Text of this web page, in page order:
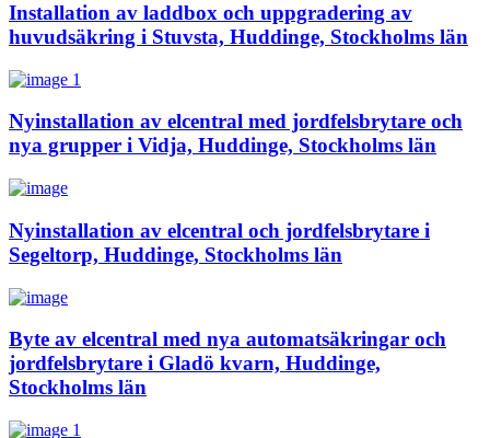
Installation av laddbox och uppgradering av
huvudsäkring i Stuvsta, Huddinge, Stockholms län
Nyinstallation av elcentral med jordfelsbrytare och
nya grupper i Vidja, Huddinge, Stockholms län
Nyinstallation av elcentral och jordfelsbrytare i
Segeltorp, Huddinge, Stockholms län
Byte av elcentral med nya automatsäkringar och
jordfelsbrytare i Gladö kvarn, Huddinge,
Stockholms län